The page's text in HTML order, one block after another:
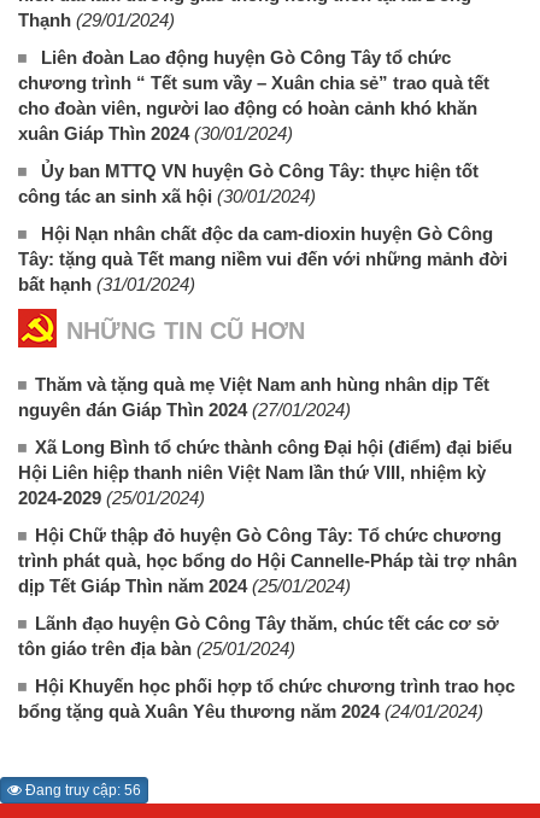
Thạnh (29/01/2024)
Liên đoàn Lao động huyện Gò Công Tây tổ chức
chương trình “ Tết sum vầy – Xuân chia sẻ” trao quà tết
cho đoàn viên, người lao động có hoàn cảnh khó khăn
xuân Giáp Thìn 2024 (30/01/2024)
Ủy ban MTTQ VN huyện Gò Công Tây: thực hiện tốt
công tác an sinh xã hội (30/01/2024)
Hội Nạn nhân chất độc da cam-dioxin huyện Gò Công
Tây: tặng quà Tết mang niềm vui đến với những mảnh đời
bất hạnh (31/01/2024)
NHỮNG TIN CŨ HƠN
Thăm và tặng quà mẹ Việt Nam anh hùng nhân dịp Tết
nguyên đán Giáp Thìn 2024 (27/01/2024)
Xã Long Bình tổ chức thành công Đại hội (điểm) đại biểu
Hội Liên hiệp thanh niên Việt Nam lần thứ VIII, nhiệm kỳ
2024-2029 (25/01/2024)
Hội Chữ thập đỏ huyện Gò Công Tây: Tổ chức chương
trình phát quà, học bổng do Hội Cannelle-Pháp tài trợ nhân
dịp Tết Giáp Thìn năm 2024 (25/01/2024)
Lãnh đạo huyện Gò Công Tây thăm, chúc tết các cơ sở
tôn giáo trên địa bàn (25/01/2024)
Hội Khuyến học phối hợp tổ chức chương trình trao học
bổng tặng quà Xuân Yêu thương năm 2024 (24/01/2024)
Đang truy cập: 56